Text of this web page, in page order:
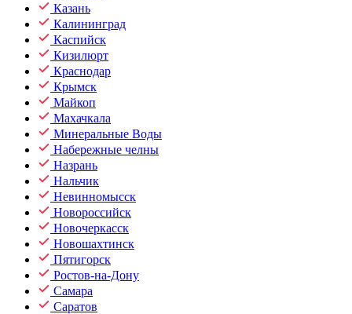
Казань
Калининград
Каспийск
Кизилюрт
Краснодар
Крымск
Майкоп
Махачкала
Минеральные Воды
Набережные челны
Назрань
Нальчик
Невинномысск
Новороссийск
Новочеркасск
Новошахтинск
Пятигорск
Ростов-на-Дону
Самара
Саратов